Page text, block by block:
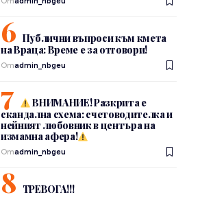
Публични въпроси към кмета
на Враца: Време е за отговори!
Отadmin_nbgeu
ВНИМАНИЕ! Разкрита е
скандална схема: счетоводителка и
нейният любовник в центъра на
измамна афера!
Отadmin_nbgeu
ТРЕВОГА!!!